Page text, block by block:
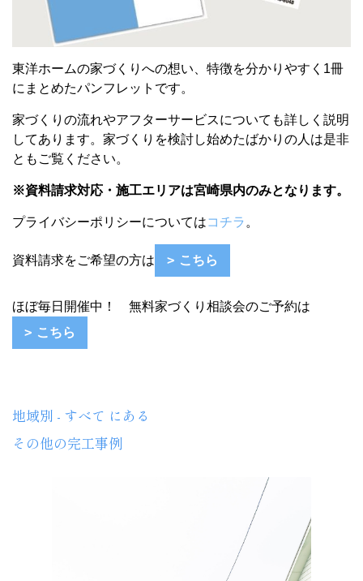
東洋ホームの家づくりへの想い、特徴を分かりやすく1冊
にまとめたパンフレットです。
家づくりの流れやアフターサービスについても詳しく説明
してあります。 家づくりを検討し始めたばかりの人は是非
ともご覧ください。
※資料請求対応・施工エリアは宮崎県内のみとなります。
プライバシーポリシーについてはコチラ 。
資料請求をご希望の方は こちら
ほぼ毎日開催中！ 無料家づくり相談会のご予約は
こちら
地域別 - すべて にある
その他の完工事例